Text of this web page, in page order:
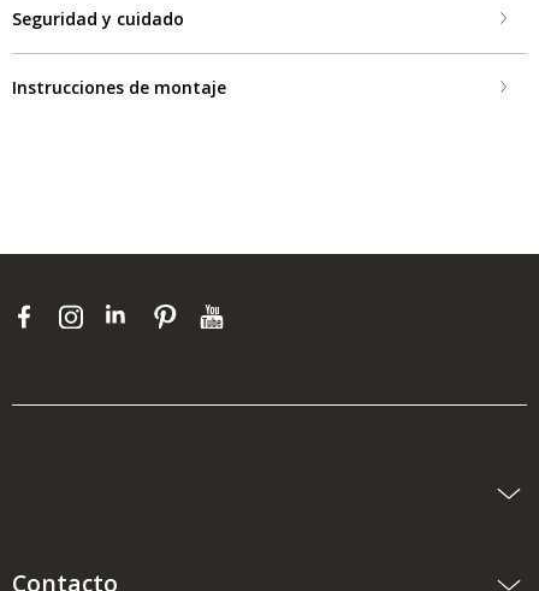
Seguridad y cuidado
Instrucciones de montaje
Contacto